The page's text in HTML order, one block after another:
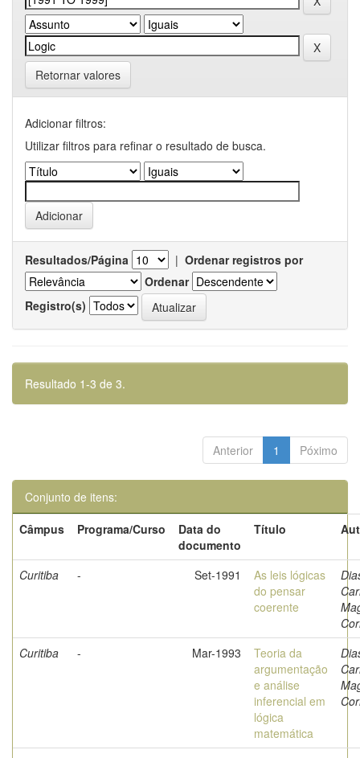
Retornar valores
Adicionar filtros:
Utilizar filtros para refinar o resultado de busca.
Resultados/Página | Ordenar registros por
Ordenar
Registro(s)
Resultado 1-3 de 3.
Anterior 1 Póximo
Conjunto de itens:
Câmpus
Programa/Curso
Data do
documento
Título
Curitiba - Set-1991
As leis lógicas
do pensar
coerente
Curitiba
- Mar-1993
Teoria da
argumentação
e análise
inferencial em
lógica
matemática